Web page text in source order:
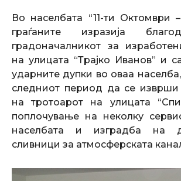
Во населбата “11-ти Октомври
граѓаните изразија
градоначалникот за
на улицата “Трајко Иванов” и
ударните дупки во оваа
следниот период да се
на тротоарот на улицата
поплочување на неколку
населбата и изградба на
сливници за атмосферската